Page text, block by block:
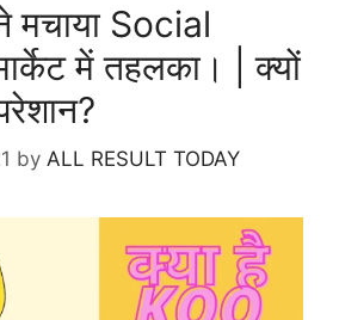
Social
में तहलका। | क्यों
by ALL RESULT TODAY